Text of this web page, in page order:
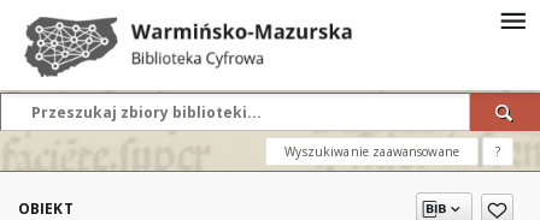
Wyszukiwanie zaawansowane ?
OBIEKT